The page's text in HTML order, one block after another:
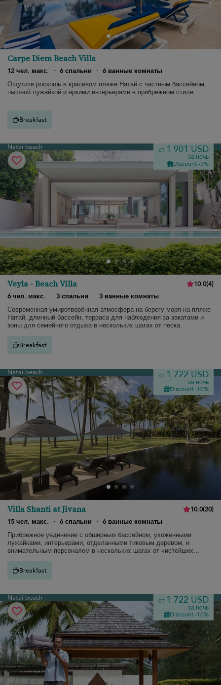
Carpe Diem Beach Villa
12 чел. макс. · 6 спальни · 6 ванные комнаты
Ощутите роскошь в красивом пляже Натай с частным бассейном,
пышной лужайкой и яркими интерьерами в прибрежном стиле.
Breakfast
Natai beach от 1 901 USD
за ночь
Discount -5%
Veyla - Beach Villa 10.0(4)
6 чел. макс.
· 3 спальни · 3 ванные комнаты
Современная умиротворённая атмосфера на берегу моря на пляже
Натай, длинный бассейн, терраса для наблюдения за закатами и
зоны для семейного отдыха в нескольких шагах от песка.
Breakfast
Natai beach от 1 722 USD
за ночь
Discount -10%
Villa Shanti at Jivana 10.0(20)
15 чел. макс.
· 6 спальни · 6 ванные комнаты
Прибрежное уединение с обширным бассейном, ухоженными
лужайками, интерьерами, отделанными тиковым деревом, и
внимательным персоналом в нескольких шагах от чистейших
песков Натаи.
Breakfast
Natai beach от 1 722 USD
за ночь
Discount -10%